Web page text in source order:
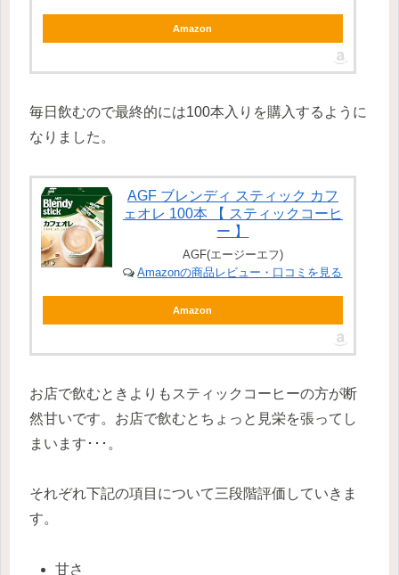
Amazon
毎日飲むので最終的には100本入りを購入するように
なりました。
AGF ブレンディ スティック カフ
ェオレ 100本 【 スティックコーヒ
ー 】
AGF(エージーエフ)
Amazonの商品レビュー・口コミを見る
Amazon
お店で飲むときよりもスティックコーヒーの方が断
然甘いです。お店で飲むとちょっと見栄を張ってし
まいます･･･。
それぞれ下記の項目について三段階評価していきま
す。
甘さ